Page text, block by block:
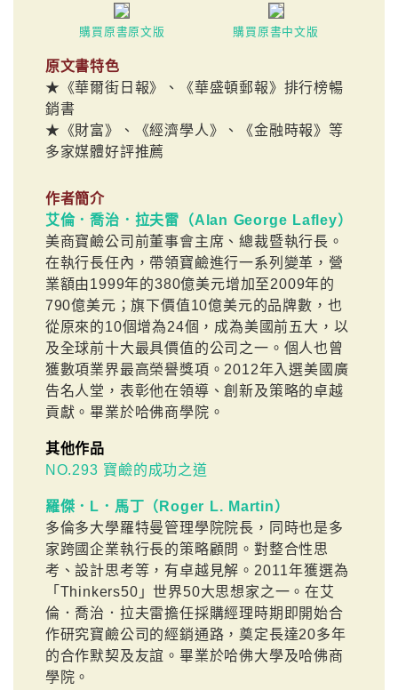
購買原書原文版 購買原書中文版
原文書特色
★《華爾街日報》、《華盛頓郵報》排行榜暢
銷書
★《財富》、《經濟學人》、《金融時報》等
多家媒體好評推薦
作者簡介
艾倫．喬治．拉夫雷（Alan George Lafley）
美商寶鹼公司前董事會主席、總裁暨執行長。
在執行長任內，帶領寶鹼進行一系列變革，營
業額由1999年的380億美元增加至2009年的
790億美元；旗下價值10億美元的品牌數，也
從原來的10個增為24個，成為美國前五大，以
及全球前十大最具價值的公司之一。個人也曾
獲數項業界最高榮譽獎項。2012年入選美國廣
告名人堂，表彰他在領導、創新及策略的卓越
貢獻。畢業於哈佛商學院。
其他作品
NO.293 寶鹼的成功之道
羅傑．L．馬丁（Roger L. Martin）
多倫多大學羅特曼管理學院院長，同時也是多
家跨國企業執行長的策略顧問。對整合性思
考、設計思考等，有卓越見解。2011年獲選為
「Thinkers50」世界50大思想家之一。在艾
倫．喬治．拉夫雷擔任採購經理時期即開始合
作研究寶鹼公司的經銷通路，奠定長達20多年
的合作默契及友誼。畢業於哈佛大學及哈佛商
學院。